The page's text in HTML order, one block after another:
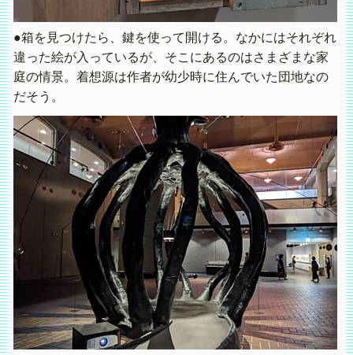
●箱を見つけたら、鍵を使って開ける。なかにはそれぞれ
違った絵が入っているが、そこにあるのはさまざまな家
庭の情景。着想源は作者が幼少時に住んでいた団地なの
だそう。